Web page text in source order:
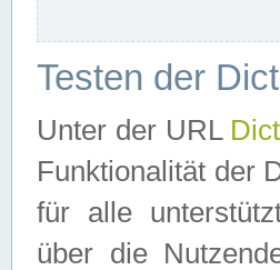
Testen der
Unter der URL
Funktionalität der
für alle
über die